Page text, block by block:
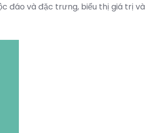
đáo và đặc trưng, biểu thị giá trị và